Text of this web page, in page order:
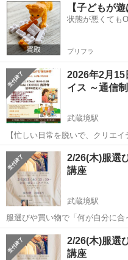
ミクス」から「アホエノミクス
に浜矩子さんが命名...
【子どもが
状態が悪くても
プリフラ
2026年2月15
イス ～通信
武蔵境駅
【忙しい日常を脱いで、クリエイティブな
とを始めたいけれど、仕事や家
に興味はあるけれど、今さら大学なんて無
ているあなたにこそ...
東京 武蔵野市 武蔵境駅
2/26(木)服選
講座
武蔵境駅
服選びや買い物で「何が自分に
とはありませんか？ このイベン
使いながら、 これからの服選び
小さな講座です。 ...
東京 武蔵野市 武蔵境駅
2/26(木)服選
講座